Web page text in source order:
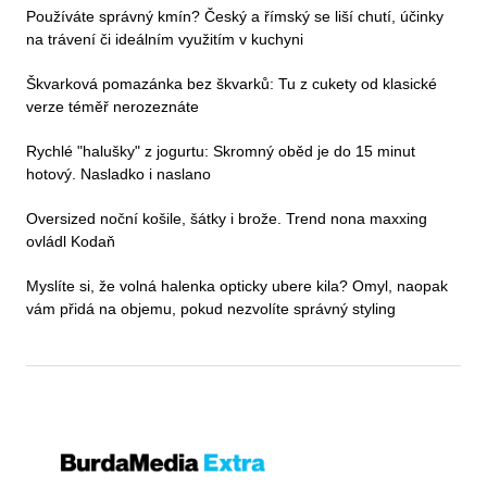
Používáte správný kmín? Český a římský se liší chutí, účinky
na trávení či ideálním využitím v kuchyni
Škvarková pomazánka bez škvarků: Tu z cukety od klasické
verze téměř nerozeznáte
Rychlé "halušky" z jogurtu: Skromný oběd je do 15 minut
hotový. Nasladko i naslano
Oversized noční košile, šátky i brože. Trend nona maxxing
ovládl Kodaň
Myslíte si, že volná halenka opticky ubere kila? Omyl, naopak
vám přidá na objemu, pokud nezvolíte správný styling